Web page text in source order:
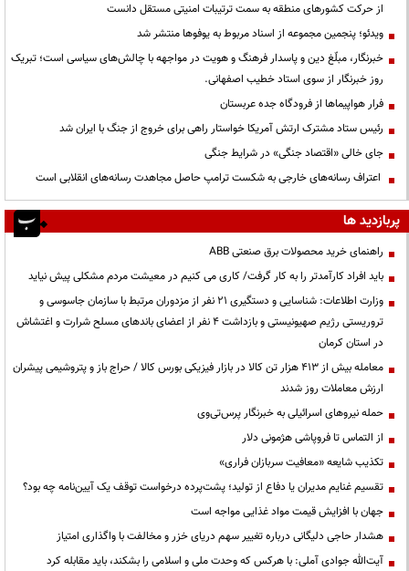
از حرکت کشورهای منطقه به سمت ترتیبات امنیتی مستقل دانست
ویدئو؛ پنجمین مجموعه از اسناد مربوط به یوفوها منتشر شد
خبرنگار، مبلّغ دین و پاسدار فرهنگ و هویت در مواجهه با چالش‌های سیاسی است؛ تبریک
روز خبرنگار از سوی استاد خطیب اصفهانی.
فرار هواپیماها از فرودگاه جده عربستان
رئیس ستاد مشترک ارتش آمریکا خواستار راهی برای خروج از جنگ با ایران شد
جای خالی «اقتصاد جنگی» در شرایط جنگی
اعتراف رسانه‌های خارجی به شکست ترامپ حاصل مجاهدت رسانه‌های انقلابی است
پربازدید ها
راهنمای خرید محصولات برق صنعتی ABB
باید افراد کارآمدتر را به کار گرفت/ کاری می کنیم در معیشت مردم مشکلی پیش نیاید
وزارت اطلاعات: شناسایی و دستگیری ۲۱ نفر از مزدوران مرتبط با سازمان جاسوسی و
تروریستی رژیم صهیونیستی و بازداشت ۴ نفر از اعضای باندهای مسلح شرارت و اغتشاش
در استان کرمان
معامله بیش از ۴۱۳ هزار تن کالا در بازار فیزیکی بورس کالا / حراج باز و پتروشیمی پیشران
ارزش معاملات روز شدند
حمله نیروهای اسرائیلی به خبرنگار پرس‌تی‌وی
از التماس تا فروپاشی هژمونی دلار
تکذیب شایعه «معافیت سربازان فراری»
تقسیم غنایم مدیران یا دفاع از تولید؛ پشت‌پرده درخواست توقف یک آیین‌نامه چه بود؟
جهان با افزایش قیمت مواد غذایی مواجه است
هشدار حاجی دلیگانی درباره تغییر سهم دریای خزر و مخالفت با واگذاری امتیاز
آیت‌الله جوادی آملی: با هرکس که وحدت ملی و اسلامی را بشکند، باید مقابله کرد